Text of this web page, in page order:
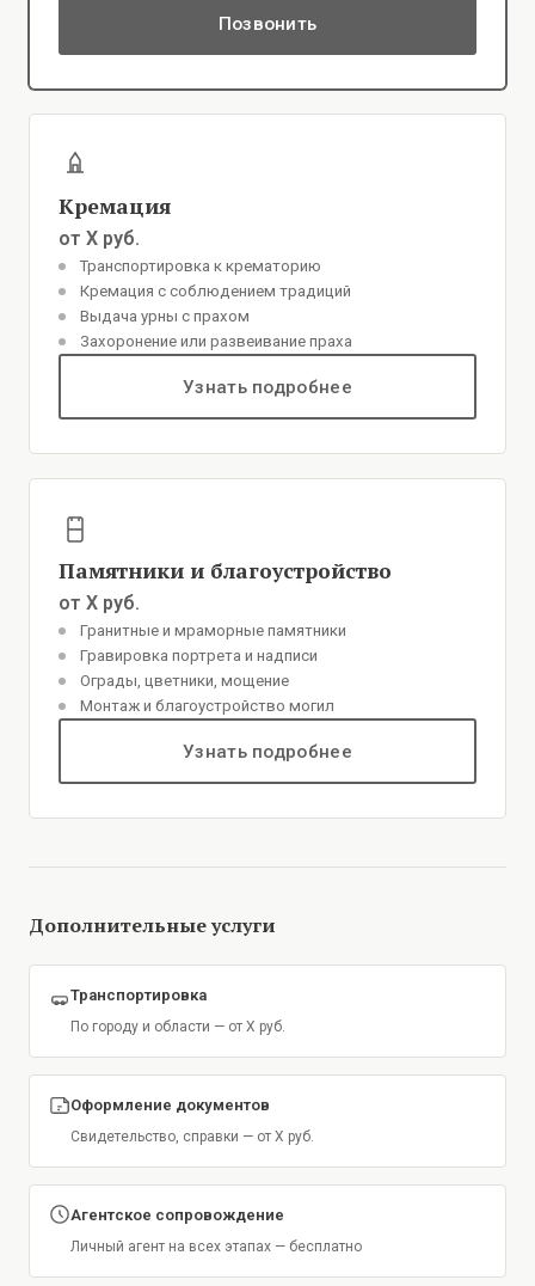
Позвонить
Кремация
от X руб.
Транспортировка к крематорию
Кремация с соблюдением традиций
Выдача урны с прахом
Захоронение или развеивание праха
Узнать подробнее
Памятники и благоустройство
от X руб.
Гранитные и мраморные памятники
Гравировка портрета и надписи
Ограды, цветники, мощение
Монтаж и благоустройство могил
Узнать подробнее
Дополнительные услуги
Транспортировка
По городу и области — от X руб.
Оформление документов
Свидетельство, справки — от X руб.
Агентское сопровождение
Личный агент на всех этапах — бесплатно